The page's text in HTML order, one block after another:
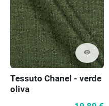
visibility
Tessuto Chanel - verde
oliva